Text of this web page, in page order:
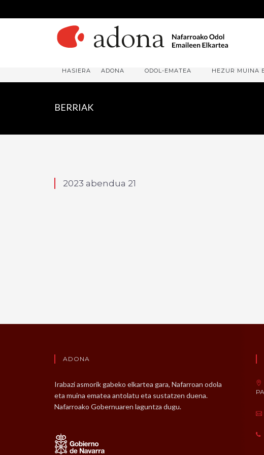
HASIERA ADONA ODOL-EMATEA HEZUR MUINA
BERRIAK
2023 abendua 21
ADONA
Irabazi asmorik gabeko elkartea gara, Nafarroan odola
eta muina ematea antolatu eta sustatzen duena.
Nafarroako Gobernuaren laguntza dugu.